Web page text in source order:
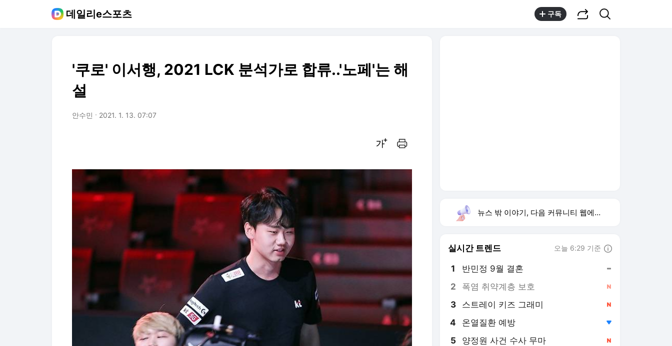
데일리e스포츠 구독
'쿠로' 이서행, 2021 LCK 분석가로 합류..'노페'는 해
설
안수민 2021. 1. 13. 07:07
뉴스 밖 이야기, 다음 커뮤니티 웹에서 보기
실시간 트렌드 오늘 6:29 기준
1 반민정 9월 결혼
2 폭염 취약계층 보호
3 스트레이 키즈 그래미
4 온열질환 예방
5 양정원 사건 수사 무마